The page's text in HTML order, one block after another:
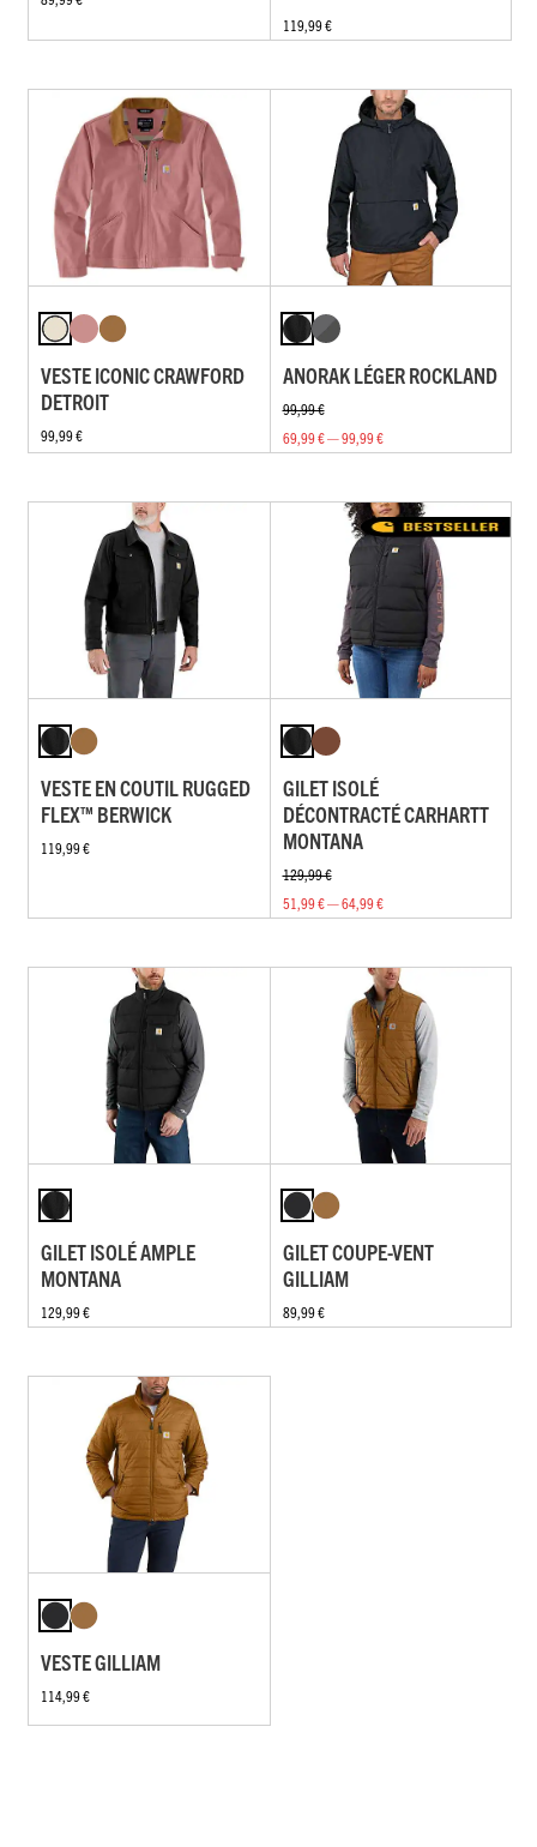
119,99 €
VESTE ICONIC CRAWFORD
DETROIT
99,99 €
ANORAK LÉGER ROCKLAND
99,99 €
69,99 € — 99,99 €
VESTE EN COUTIL RUGGED
FLEX™ BERWICK
119,99 €
GILET ISOLÉ
DÉCONTRACTÉ CARHARTT
MONTANA
129,99 €
51,99 € — 64,99 €
GILET ISOLÉ AMPLE
MONTANA
129,99 €
GILET COUPE-VENT
GILLIAM
89,99 €
VESTE GILLIAM
114,99 €